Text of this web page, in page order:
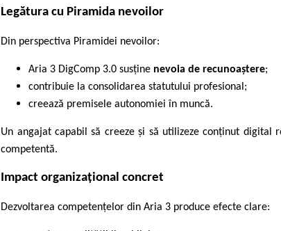
Legătura cu Piramida nevoilor
Din perspectiva Piramidei nevoilor:
Aria 3 DigComp 3.0 susține nevoia de recunoaștere;
contribuie la consolidarea statutului profesional;
creează premisele autonomiei în muncă.
Un angajat capabil să creeze și să utilizeze conținut digital
competentă.
Impact organizațional concret
Dezvoltarea competențelor din Aria 3 produce efecte clare: